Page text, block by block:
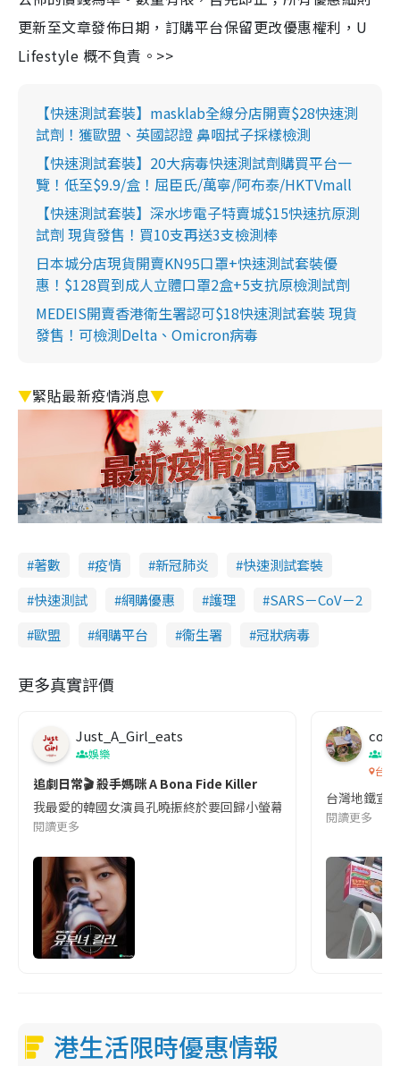
更新至文章發佈日期，訂購平台保留更改優惠權利，U
Lifestyle 概不負責。>>
【快速測試套裝】masklab全線分店開賣$28快速測
試劑！獲歐盟、英國認證 鼻咽拭子採樣檢測
【快速測試套裝】20大病毒快速測試劑購買平台一
覽！低至$9.9/盒！屈臣氏/萬寧/阿布泰/HKTVmall
【快速測試套裝】深水埗電子特賣城$15快速抗原測
試劑 現貨發售！買10支再送3支檢測棒
日本城分店現貨開賣KN95口罩+快速測試套裝優
惠！$128買到成人立體口罩2盒+5支抗原檢測試劑
MEDEIS開賣香港衛生署認可$18快速測試套裝 現貨
發售！可檢測Delta、Omicron病毒
▼緊貼最新疫情消息▼
著數 疫情 新冠肺炎
快速測試套裝
快速測試
網購優惠 護理
SARS－CoV－2
歐盟
網購平台 衞生署 冠狀病毒
更多真實評價
Just_A_Girl_eats
娛樂
追劇日常🎬 殺手媽咪 A Bona Fide Killer
我最愛的韓國女演員孔曉振終於要回歸小螢幕啦!這次的劇本改編
閱讀更多
co
吹
台灣
台灣地鐵宣
閱讀更多
港生活限時優惠情報